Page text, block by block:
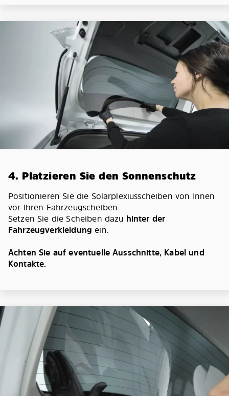
4. Platzieren Sie den Sonnenschutz
Positionieren Sie die Solarplexiusscheiben von Innen
vor Ihren Fahrzeugscheiben.
Setzen Sie die Scheiben dazu hinter der
Fahrzeugverkleidung ein.
Achten Sie auf eventuelle Ausschnitte, Kabel und
Kontakte.